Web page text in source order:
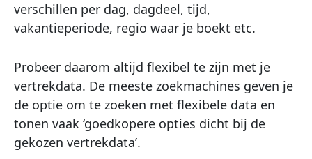
verschillen per dag, dagdeel, tijd,
vakantieperiode, regio waar je boekt etc.
Probeer daarom altijd flexibel te zijn met je
vertrekdata. De meeste zoekmachines geven je
de optie om te zoeken met flexibele data en
tonen vaak ‘goedkopere opties dicht bij de
gekozen vertrekdata’.